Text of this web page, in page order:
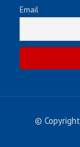
Email
© Copyright